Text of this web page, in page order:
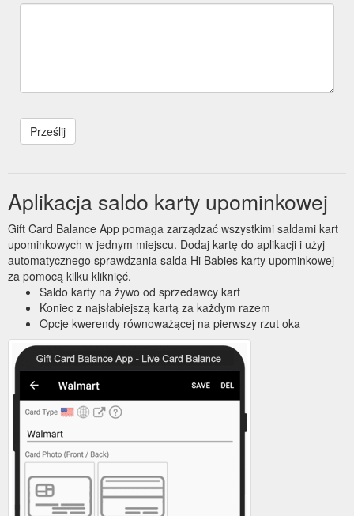
Aplikacja saldo karty upominkowej
Gift Card Balance App pomaga zarządzać wszystkimi saldami kart
upominkowych w jednym miejscu. Dodaj kartę do aplikacji i użyj
automatycznego sprawdzania salda Hi Babies karty upominkowej
za pomocą kilku kliknięć.
Saldo karty na żywo od sprzedawcy kart
Koniec z najsłabiejszą kartą za każdym razem
Opcje kwerendy równoważącej na pierwszy rzut oka